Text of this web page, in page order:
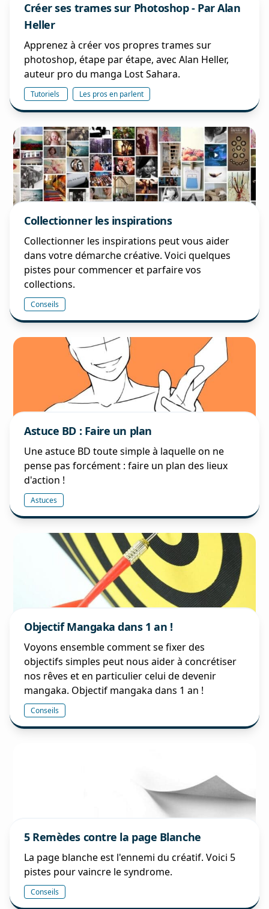
Créer ses trames sur Photoshop - Par Alan
Heller
Apprenez à créer vos propres trames sur
photoshop, étape par étape, avec Alan Heller,
auteur pro du manga Lost Sahara.
Tutoriels Les pros en parlent
Collectionner les inspirations
Collectionner les inspirations peut vous aider
dans votre démarche créative. Voici quelques
pistes pour commencer et parfaire vos
collections.
Conseils
Astuce BD : Faire un plan
Une astuce BD toute simple à laquelle on ne
pense pas forcément : faire un plan des lieux
d'action !
Astuces
Objectif Mangaka dans 1 an !
Voyons ensemble comment se fixer des
objectifs simples peut nous aider à concrétiser
nos rêves et en particulier celui de devenir
mangaka. Objectif mangaka dans 1 an !
Conseils
5 Remèdes contre la page Blanche
La page blanche est l'ennemi du créatif. Voici 5
pistes pour vaincre le syndrome.
Conseils